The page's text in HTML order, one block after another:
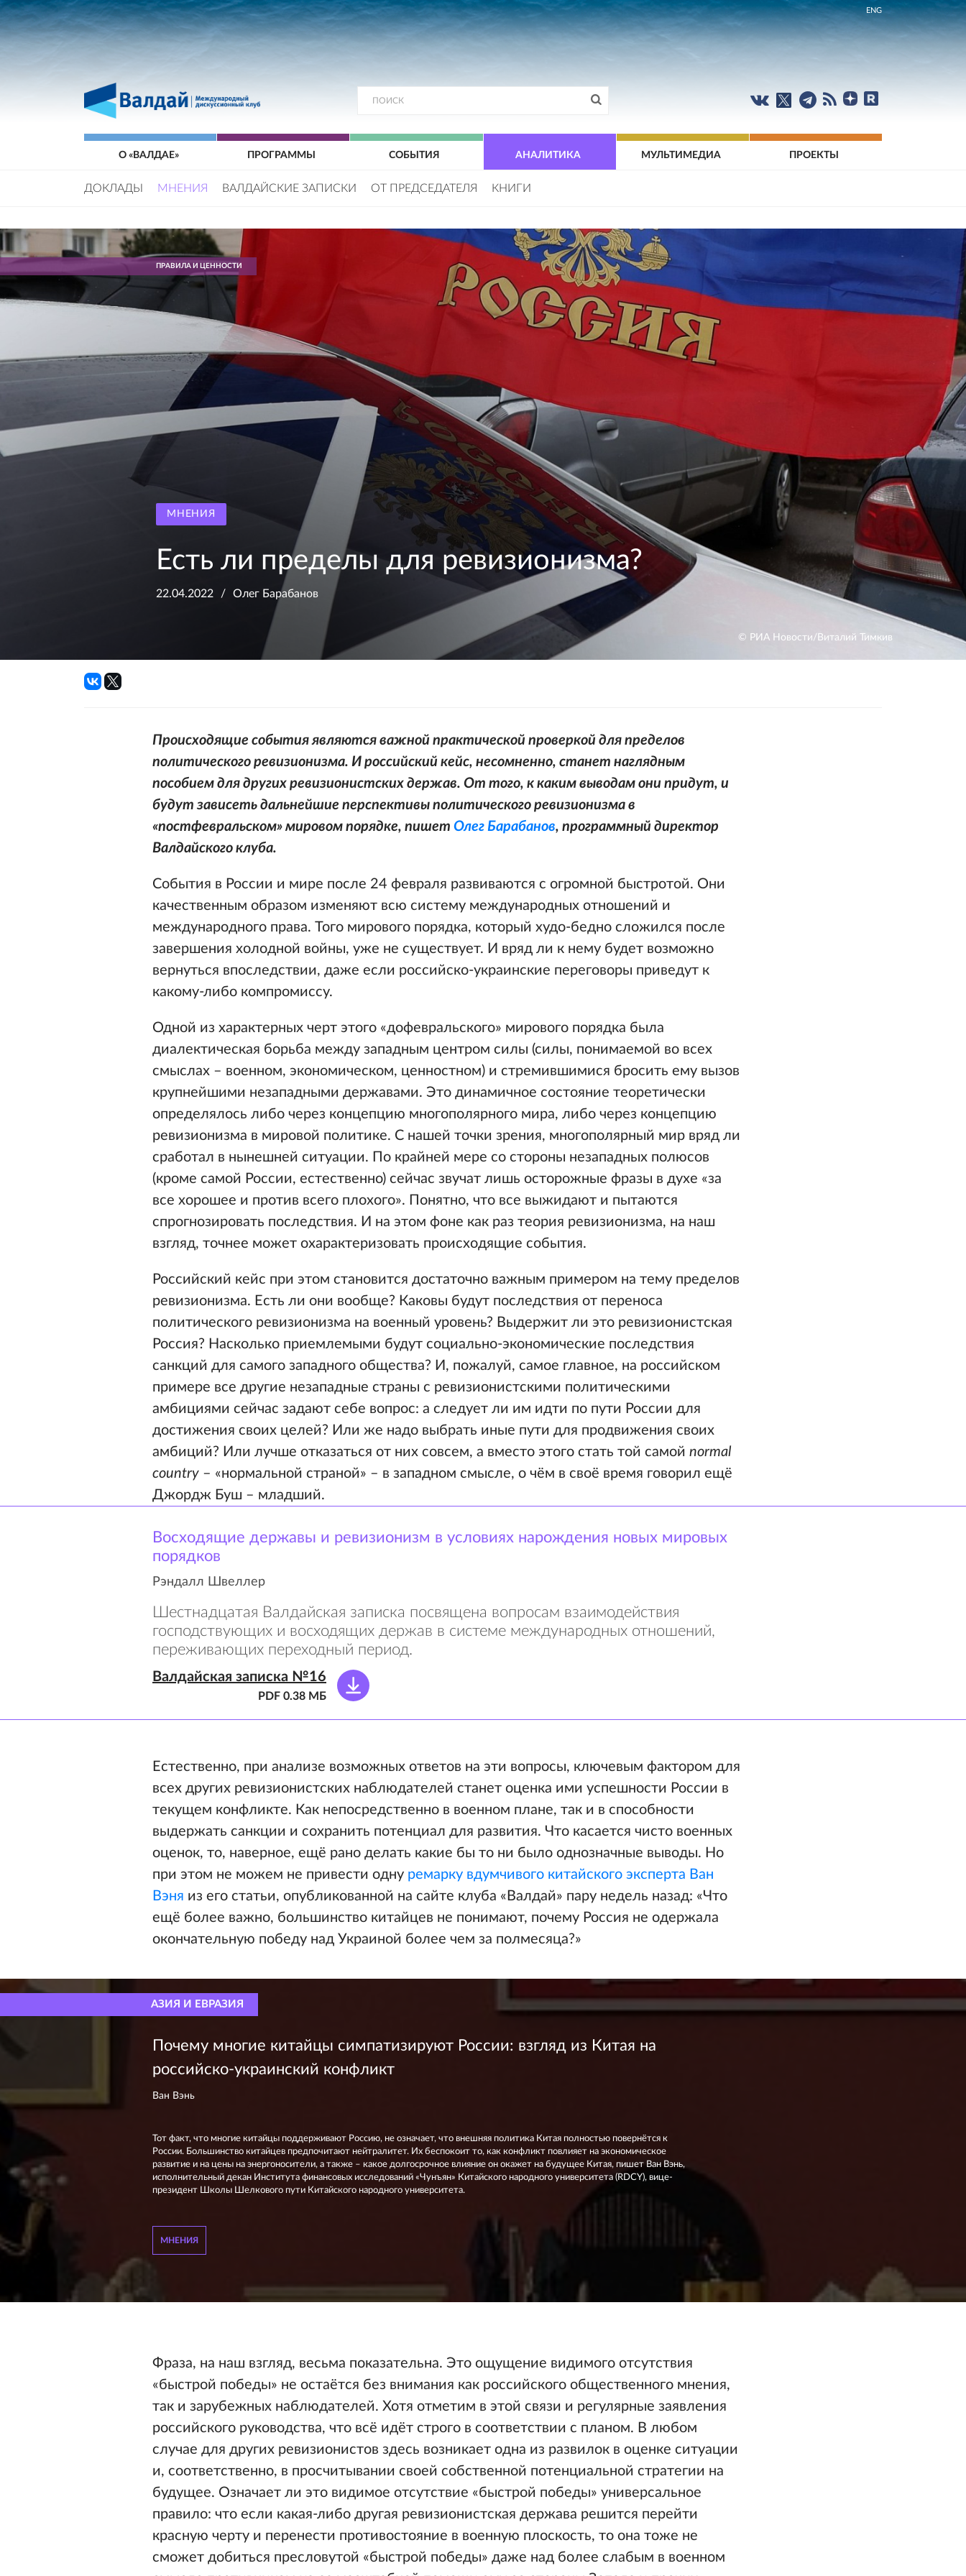
ENG
О «ВАЛДАЕ» ПРОГРАММЫ СОБЫТИЯ АНАЛИТИКА МУЛЬТИМЕДИА ПРОЕКТЫ
ДОКЛАДЫ МНЕНИЯ ВАЛДАЙСКИЕ ЗАПИСКИ ОТ ПРЕДСЕДАТЕЛЯ КНИГИ
ПРАВИЛА И ЦЕННОСТИ
МНЕНИЯ
Есть ли пределы для ревизионизма?
22.04.2022 Олег Барабанов
© РИА Новости/Виталий Тимкив
Происходящие события являются важной практической проверкой для пределов
политического ревизионизма. И российский кейс, несомненно, станет наглядным
пособием для других ревизионистских держав. От того, к каким выводам они придут, и
будут зависеть дальнейшие перспективы политического ревизионизма в
«постфевральском» мировом порядке, пишет Олег Барабанов, программный директор
Валдайского клуба.
События в России и мире после 24 февраля развиваются с огромной быстротой. Они
качественным образом изменяют всю систему международных отношений и
международного права. Того мирового порядка, который худо-бедно сложился после
завершения холодной войны, уже не существует. И вряд ли к нему будет возможно
вернуться впоследствии, даже если российско-украинские переговоры приведут к
какому-либо компромиссу.
Одной из характерных черт этого «дофевральского» мирового порядка была
диалектическая борьба между западным центром силы (силы, понимаемой во всех
смыслах – военном, экономическом, ценностном) и стремившимися бросить ему вызов
крупнейшими незападными державами. Это динамичное состояние теоретически
определялось либо через концепцию многополярного мира, либо через концепцию
ревизионизма в мировой политике. С нашей точки зрения, многополярный мир вряд ли
сработал в нынешней ситуации. По крайней мере со стороны незападных полюсов
(кроме самой России, естественно) сейчас звучат лишь осторожные фразы в духе «за
все хорошее и против всего плохого». Понятно, что все выжидают и пытаются
спрогнозировать последствия. И на этом фоне как раз теория ревизионизма, на наш
взгляд, точнее может охарактеризовать происходящие события.
Российский кейс при этом становится достаточно важным примером на тему пределов
ревизионизма. Есть ли они вообще? Каковы будут последствия от переноса
политического ревизионизма на военный уровень? Выдержит ли это ревизионистская
Россия? Насколько приемлемыми будут социально-экономические последствия
санкций для самого западного общества? И, пожалуй, самое главное, на российском
примере все другие незападные страны с ревизионистскими политическими
амбициями сейчас задают себе вопрос: а следует ли им идти по пути России для
достижения своих целей? Или же надо выбрать иные пути для продвижения своих
амбиций? Или лучше отказаться от них совсем, а вместо этого стать той самой normal
country – «нормальной страной» – в западном смысле, о чём в своё время говорил ещё
Джордж Буш – младший.
Восходящие державы и ревизионизм в условиях нарождения новых мировых
порядков
Рэндалл Швеллер
Шестнадцатая Валдайская записка посвящена вопросам взаимодействия
господствующих и восходящих держав в системе международных отношений,
переживающих переходный период.
Валдайская записка №16
PDF 0.38 МБ
Естественно, при анализе возможных ответов на эти вопросы, ключевым фактором для
всех других ревизионистских наблюдателей станет оценка ими успешности России в
текущем конфликте. Как непосредственно в военном плане, так и в способности
выдержать санкции и сохранить потенциал для развития. Что касается чисто военных
оценок, то, наверное, ещё рано делать какие бы то ни было однозначные выводы. Но
при этом не можем не привести одну ремарку вдумчивого китайского эксперта Ван
Вэня из его статьи, опубликованной на сайте клуба «Валдай» пару недель назад: «Что
ещё более важно, большинство китайцев не понимают, почему Россия не одержала
окончательную победу над Украиной более чем за полмесяца?»
АЗИЯ И ЕВРАЗИЯ
Почему многие китайцы симпатизируют России: взгляд из Китая на
российско-украинский конфликт
Ван Вэнь
Тот факт, что многие китайцы поддерживают Россию, не означает, что внешняя политика Китая полностью повернётся к
России. Большинство китайцев предпочитают нейтралитет. Их беспокоит то, как конфликт повлияет на экономическое
развитие и на цены на энергоносители, а также – какое долгосрочное влияние он окажет на будущее Китая, пишет Ван Вэнь,
исполнительный декан Института финансовых исследований «Чунъян» Китайского народного университета (RDCY), вице-
президент Школы Шелкового пути Китайского народного университета.
МНЕНИЯ
Фраза, на наш взгляд, весьма показательна. Это ощущение видимого отсутствия
«быстрой победы» не остаётся без внимания как российского общественного мнения,
так и зарубежных наблюдателей. Хотя отметим в этой связи и регулярные заявления
российского руководства, что всё идёт строго в соответствии с планом. В любом
случае для других ревизионистов здесь возникает одна из развилок в оценке ситуации
и, соответственно, в просчитывании своей собственной потенциальной стратегии на
будущее. Означает ли это видимое отсутствие «быстрой победы» универсальное
правило: что если какая-либо другая ревизионистская держава решится перейти
красную черту и перенести противостояние в военную плоскость, то она тоже не
сможет добиться пресловутой «быстрой победы» даже над более слабым в военном